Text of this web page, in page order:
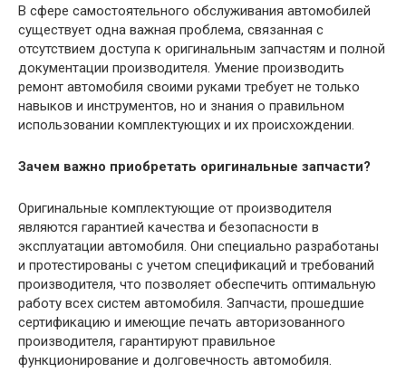
В сфере самостоятельного обслуживания автомобилей
существует одна важная проблема, связанная с
отсутствием доступа к оригинальным запчастям и полной
документации производителя. Умение производить
ремонт автомобиля своими руками требует не только
навыков и инструментов, но и знания о правильном
использовании комплектующих и их происхождении.
Зачем важно приобретать оригинальные запчасти?
Оригинальные комплектующие от производителя
являются гарантией качества и безопасности в
эксплуатации автомобиля. Они специально разработаны
и протестированы с учетом спецификаций и требований
производителя, что позволяет обеспечить оптимальную
работу всех систем автомобиля. Запчасти, прошедшие
сертификацию и имеющие печать авторизованного
производителя, гарантируют правильное
функционирование и долговечность автомобиля.